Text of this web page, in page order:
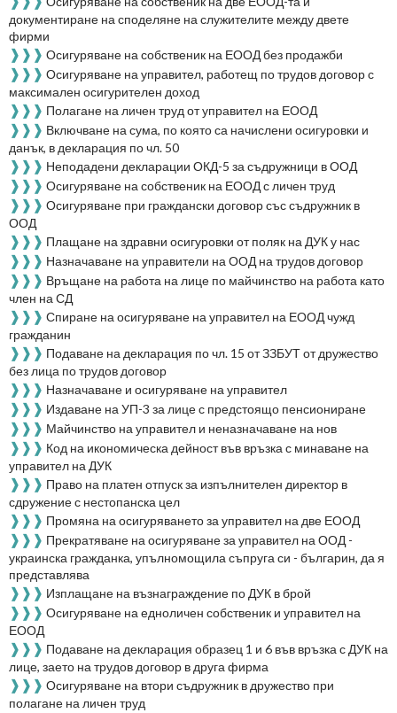
документиране на споделяне на служителите между двете
фирми
❱❱❱ Осигуряване на собственик на ЕООД без продажби
❱❱❱ Осигуряване на управител, работещ по трудов договор с
максимален осигурителен доход
❱❱❱ Полагане на личен труд от управител на ЕООД
❱❱❱ Включване на сума, по която са начислени осигуровки и
данък, в декларация по чл. 50
❱❱❱ Неподадени декларации ОКД-5 за съдружници в ООД
❱❱❱ Осигуряване на собственик на ЕООД с личен труд
❱❱❱ Осигуряване при граждански договор със съдружник в
ООД
❱❱❱ Плащане на здравни осигуровки от поляк на ДУК у нас
❱❱❱ Назначаване на управители на ООД на трудов договор
❱❱❱ Връщане на работа на лице по майчинство на работа като
член на СД
❱❱❱ Спиране на осигуряване на управител на ЕООД чужд
гражданин
❱❱❱ Подаване на декларация по чл. 15 от ЗЗБУТ от дружество
без лица по трудов договор
❱❱❱ Назначаване и осигуряване на управител
❱❱❱ Издаване на УП-3 за лице с предстоящо пенсиониране
❱❱❱ Майчинство на управител и неназначаване на нов
❱❱❱ Код на икономическа дейност във връзка с минаване на
управител на ДУК
❱❱❱ Право на платен отпуск за изпълнителен директор в
сдружение с нестопанска цел
❱❱❱ Промяна на осигуряването за управител на две ЕООД
❱❱❱ Прекратяване на осигуряване за управител на ООД -
украинска гражданка, упълномощила съпруга си - българин, да я
представлява
❱❱❱ Изплащане на възнаграждение по ДУК в брой
❱❱❱ Осигуряване на едноличен собственик и управител на
ЕООД
❱❱❱ Подаване на декларация образец 1 и 6 във връзка с ДУК на
лице, заето на трудов договор в друга фирма
❱❱❱ Осигуряване на втори съдружник в дружество при
полагане на личен труд